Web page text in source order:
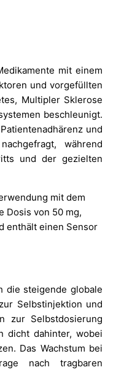
mit einem
und vorgefüllten
Multipler Sklerose
beschleunigt.
und
während
und der gezielten
mit dem
Dosis von 50 mg,
enthält einen Sensor
die steigende globale
Selbstinjektion und
zur Selbstdosierung
dicht dahinter, wobei
Das Wachstum bei
nach tragbaren